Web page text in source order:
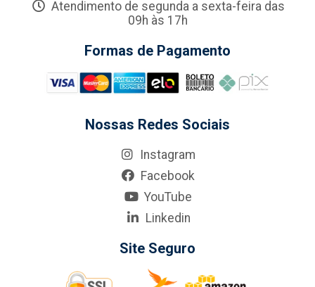
Atendimento de segunda a sexta-feira das
09h às 17h
Formas de Pagamento
Nossas Redes Sociais
Instagram
Facebook
YouTube
Linkedin
Site Seguro